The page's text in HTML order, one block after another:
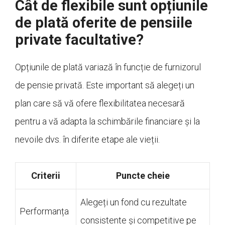
Cât de flexibile sunt opțiunile
de plată oferite de pensiile
private facultative?
Opțiunile de plată variază în funcție de furnizorul
de pensie privată. Este important să alegeți un
plan care să vă ofere flexibilitatea necesară
pentru a vă adapta la schimbările financiare și la
nevoile dvs. în diferite etape ale vieții.
Criterii Puncte cheie
Performanța
Alegeți un fond cu rezultate
consistente și competitive pe